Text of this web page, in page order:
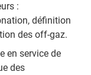
:
définition
des off-gaz.
en service de
des